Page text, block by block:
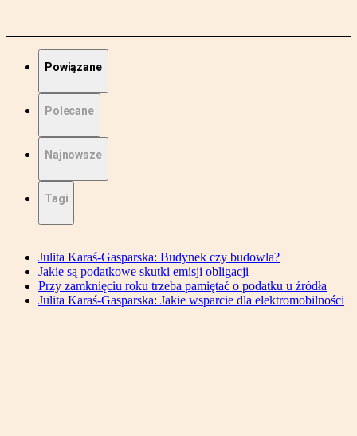
Powiązane
Polecane
Najnowsze
Tagi
Julita Karaś-Gasparska: Budynek czy budowla?
Jakie są podatkowe skutki emisji obligacji
Przy zamknięciu roku trzeba pamiętać o podatku u źródła
Julita Karaś-Gasparska: Jakie wsparcie dla elektromobilności